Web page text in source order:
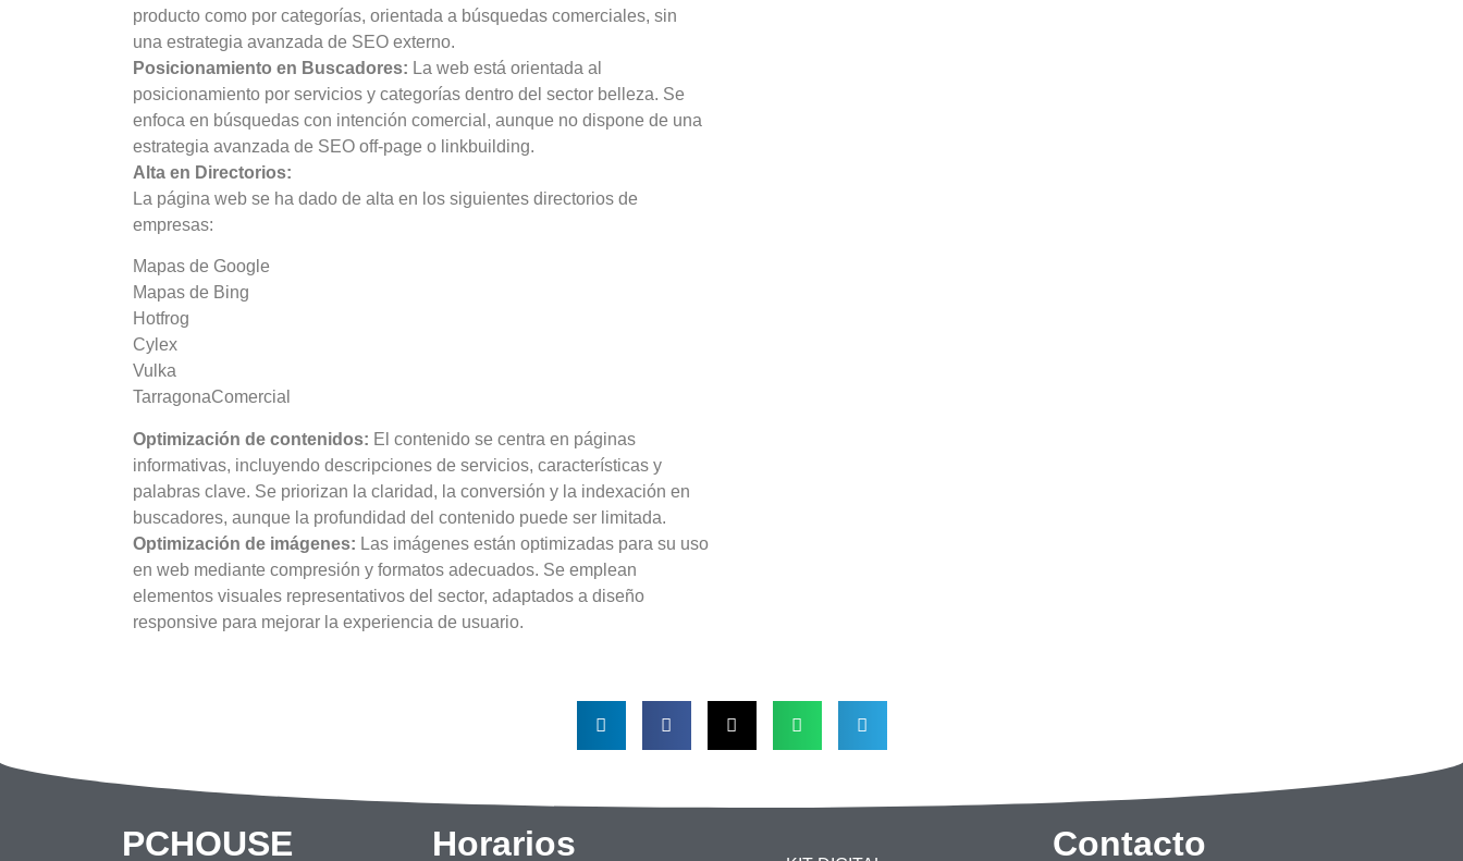
producto como por categorías, orientada a búsquedas comerciales, sin
una estrategia avanzada de SEO externo.
Posicionamiento en Buscadores: La web está orientada al
posicionamiento por servicios y categorías dentro del sector belleza. Se
enfoca en búsquedas con intención comercial, aunque no dispone de una
estrategia avanzada de SEO off-page o linkbuilding.
Alta en Directorios:
La página web se ha dado de alta en los siguientes directorios de
empresas:
Mapas de Google
Mapas de Bing
Hotfrog
Cylex
Vulka
TarragonaComercial
Optimización de contenidos: El contenido se centra en páginas
informativas, incluyendo descripciones de servicios, características y
palabras clave. Se priorizan la claridad, la conversión y la indexación en
buscadores, aunque la profundidad del contenido puede ser limitada.
Optimización de imágenes: Las imágenes están optimizadas para su uso
en web mediante compresión y formatos adecuados. Se emplean
elementos visuales representativos del sector, adaptados a diseño
responsive para mejorar la experiencia de usuario.
PCHOUSE Horarios Contacto